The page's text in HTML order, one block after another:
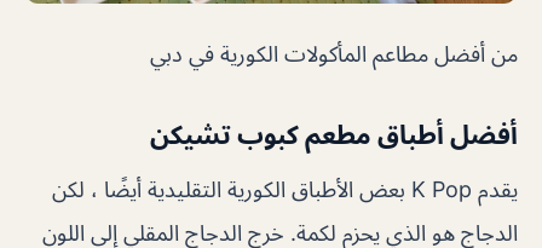
من أفضل مطاعم المأكولات الكورية في دبي
أفضل أطباق مطعم كبوب تشيكن
يقدم K Pop بعض الأطباق الكورية التقليدية أيضًا ، لكن
الدجاج هو الذي يحزم لكمة. خرج الدجاج المقلي إلى اللون